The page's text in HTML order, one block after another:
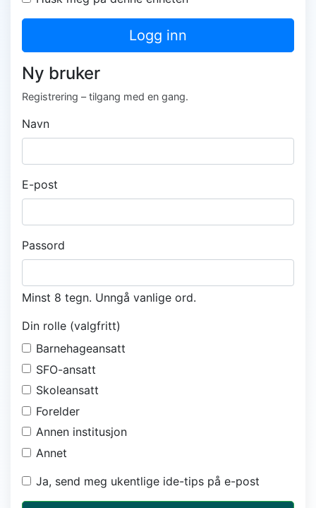
Logg inn
Ny bruker
Registrering – tilgang med en gang.
Navn
E-post
Passord
Minst 8 tegn. Unngå vanlige ord.
Din rolle (valgfritt)
Barnehageansatt
SFO-ansatt
Skoleansatt
Forelder
Annen institusjon
Annet
Ja, send meg ukentlige ide-tips på e-post